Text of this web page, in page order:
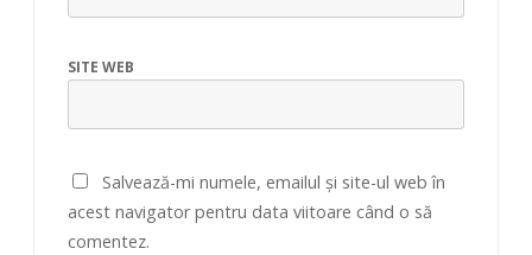
SITE WEB
Salvează-mi numele, emailul și site-ul web în
acest navigator pentru data viitoare când o să
comentez.